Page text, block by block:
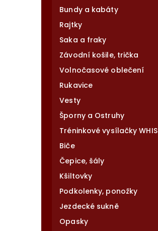
Bundy a kabáty
Rajtky
Saka a fraky
Závodní košile, trička
Volnočasové oblečení
Rukavice
Vesty
Šporny a Ostruhy
Tréninkové vysílačky WHIS
Biče
Čepice, šály
Kšiltovky
Podkolenky, ponožky
Jezdecké sukně
Opasky